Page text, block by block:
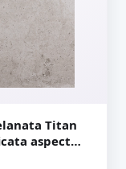
Titan